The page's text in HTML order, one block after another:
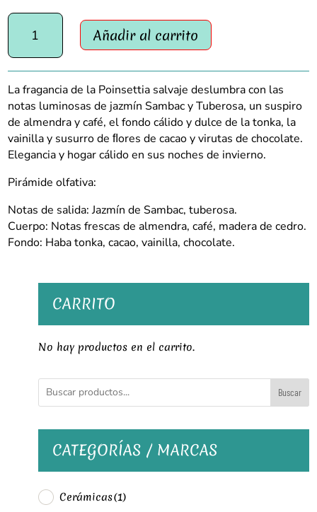
Bruma
Poinsetia
50
ml.
cantidad
Añadir al carrito
La fragancia de la Poinsettia salvaje deslumbra con las
notas luminosas de jazmín Sambac y Tuberosa, un suspiro
de almendra y café, el fondo cálido y dulce de la tonka, la
vainilla y susurro de ﬂores de cacao y virutas de chocolate.
Elegancia y hogar cálido en sus noches de invierno.
Pirámide olfativa:
Notas de salida: Jazmín de Sambac, tuberosa.
Cuerpo: Notas frescas de almendra, café, madera de cedro.
Fondo: Haba tonka, cacao, vainilla, chocolate.
CARRITO
No hay productos en el carrito.
Buscar
CATEGORÍAS / MARCAS
Cerámicas(1)